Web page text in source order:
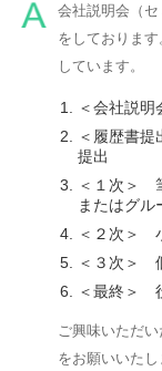
会社説明会（
をしておりま
しています。
＜会社説
＜履歴書
提出
＜１次＞
またはグル
＜２次＞
＜３次＞
＜最終＞
ご興味いただ
をお願いいたし